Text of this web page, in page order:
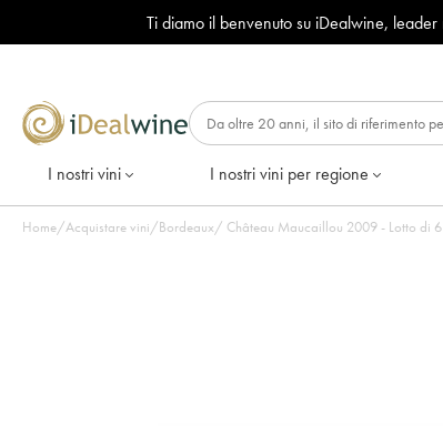
Ti diamo il benvenuto su iDealwine,
I nostri vini I nostri vini per regione
Home/Acquistare vini/Bordeaux/ Château Maucaillou 2009 -